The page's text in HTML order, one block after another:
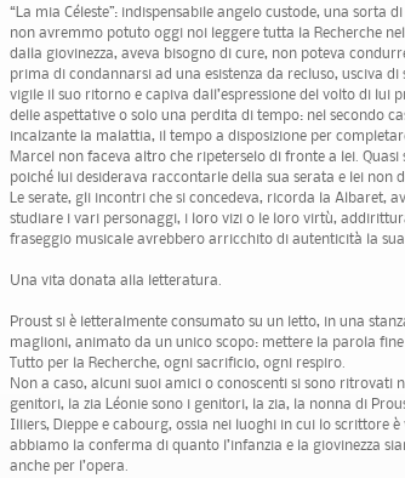
“La mia Céleste”: indispensabile angelo custode, una sorta
non avremmo potuto oggi noi leggere tutta la Recherche
dalla giovinezza, aveva bisogno di cure, non poteva
prima di condannarsi ad una esistenza da recluso, usciva
vigile il suo ritorno e capiva dall’espressione del volto di lui
delle aspettative o solo una perdita di tempo: nel secondo
incalzante la malattia, il tempo a disposizione per
Marcel non faceva altro che ripeterselo di fronte a lei.
poiché lui desiderava raccontarle della sua serata e lei non
Le serate, gli incontri che si concedeva, ricorda la Albaret,
studiare i vari personaggi, i loro vizi o le loro virtù,
fraseggio musicale avrebbero arricchito di autenticità la
Una vita donata alla letteratura.
Proust si è letteralmente consumato su un letto, in una
maglioni, animato da un unico scopo: mettere la parola
Tutto per la Recherche, ogni sacrificio, ogni respiro.
Non a caso, alcuni suoi amici o conoscenti si sono ritrovati
genitori, la zia Léonie sono i genitori, la zia, la nonna di
Illiers, Dieppe e cabourg, ossia nei luoghi in cui lo scrittore
abbiamo la conferma di quanto l’infanzia e la giovinezza
anche per l’opera.